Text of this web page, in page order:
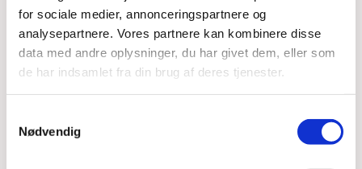
for sociale medier, annonceringspartnere og
analysepartnere. Vores partnere kan kombinere disse
data med andre oplysninger, du har givet dem, eller som
de har indsamlet fra din brug af deres tjenester.
Nødvendig
Du vil måske også kunne
lide...